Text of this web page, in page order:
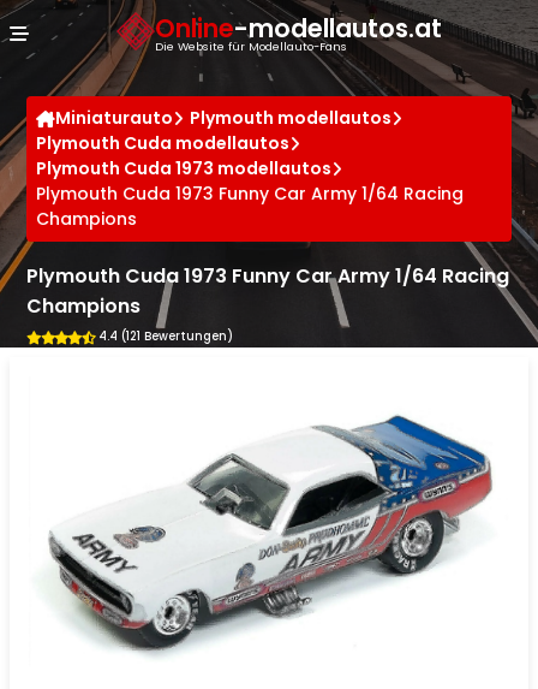
Online-modellautos.at
Die Website für Modellauto-Fans
Miniaturauto
Plymouth modellautos
Plymouth Cuda modellautos
Plymouth Cuda 1973 modellautos
Plymouth Cuda 1973 Funny Car Army 1/64 Racing
Champions
Plymouth Cuda 1973 Funny Car Army 1/64 Racing
Champions
4.4 (121 Bewertungen)
Cookie-Einstellungen